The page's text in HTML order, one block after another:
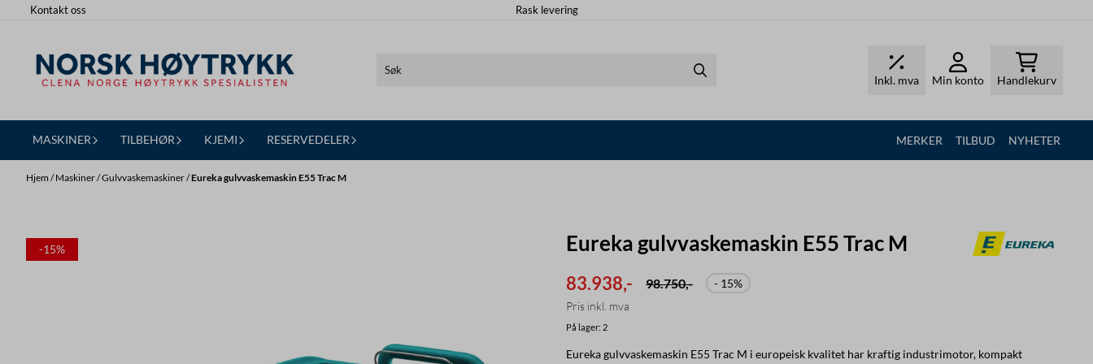
Hopp til innhold
Kontakt oss Rask levering
Inkl. mva Min konto Handlekurv
MASKINER TILBEHØR KJEMI RESERVEDELER MERKER TILBUD NYHETER
Hjem /Maskiner/Gulvvaskemaskiner/Eureka gulvvaskemaskin E55 Trac M
-15% Eureka gulvvaskemaskin E55 Trac M
83.938,- 98.750,-
- 15%
Pris inkl. mva
På lager: 2
Eureka gulvvaskemaskin E55 Trac M i europeisk kvalitet har kraftig industrimotor, kompakt